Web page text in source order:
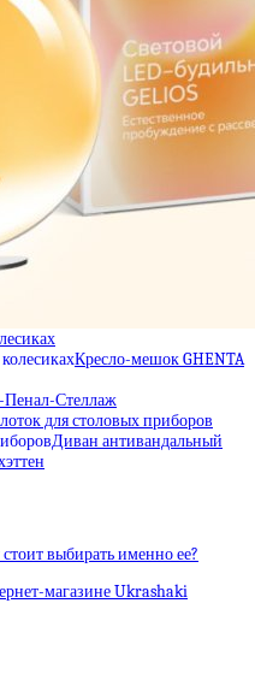
Кресло-мешок GHENTA
Стеллаж
для столовых приборов
Диван антивандальный
выбирать именно ее?
магазине Ukrashaki